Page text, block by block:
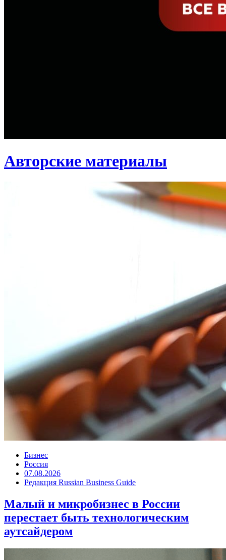
Авторские материалы
Бизнес
Россия
07.08.2026
Редакция Russian Business Guide
Малый и микробизнес в России
перестает быть технологическим
аутсайдером